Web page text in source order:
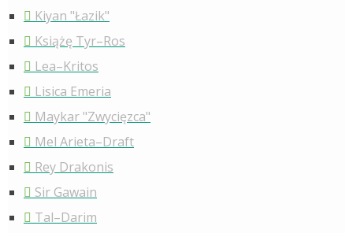
Kiyan "Łazik"
Książę Tyr–Ros
Lea–Kritos
Lisica Emeria
Maykar "Zwycięzca"
Mel Arieta–Draft
Rey Drakonis
Sir Gawain
Tal–Darim